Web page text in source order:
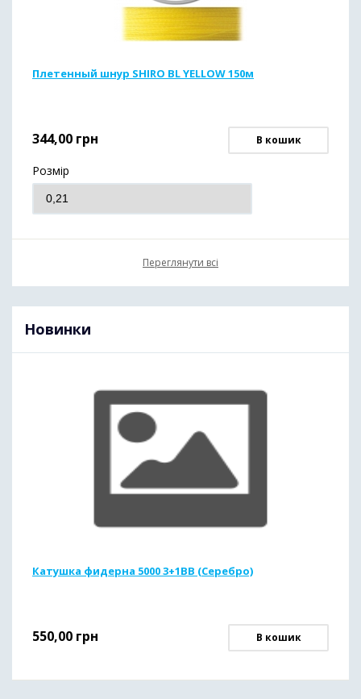
Плетенный шнур SHIRO BL YELLOW 150м
344,00 грн В кошик
Розмір
Переглянути всі
Новинки
Катушка фидерна 5000 3+1ВВ (Серебро)
550,00 грн В кошик